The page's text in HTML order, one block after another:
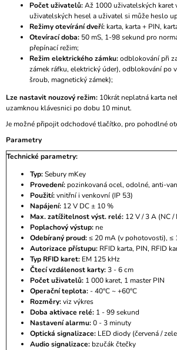
Počet uživatelů:Až 1000 uživatelských karet
uživatelských hesel a uživatel si může heslo
Režimy otevírání dveří:karta, karta + PIN,
Otevírací doba: 50 mS, 1-98 sekund pro
přepínací režim;
Režim elektrického zámku:odblokování při
zámek ráfku, elektrický úder), odblokování po
šroub, magnetický zámek);
Lze nastavit nouzový režim: 10krát neplatná karta
uzamknou klávesnici po dobu 10 minut.
Je možné připojit odchodové tlačítko, pro pohodlné
Parametry
Technické parametry:
Typ:Sebury mKey
Provedení:pozinkovaná ocel, odolné, anti-
Použití:vnitřní i venkovní (IP 53)
Napájení: 12 V DC ± 10 %
Max. zatížitelnost výst. relé: 12 V / 3 A (NC /
Poplachový výstup:ne
Odebíraný proud:≤ 20 mA (v pohotovosti), ≤
Autorizace přístupu: RFID karta, PIN, RFID
Typ RFID karet: EM 125 kHz
Čtecí vzdálenost karty:3 - 6 cm
Počet uživatelů: 1 000 karet, 1 master PIN
Operační teplota: - 40°C ~ +60°C
Rozměry:viz výkres
Doba aktivace relé: 1 - 99 sekund
Nastavení alarmu:0 - 3 minuty
Optická signalizace: LED diody (červená /
Audio signalizace:bzučák čtečky